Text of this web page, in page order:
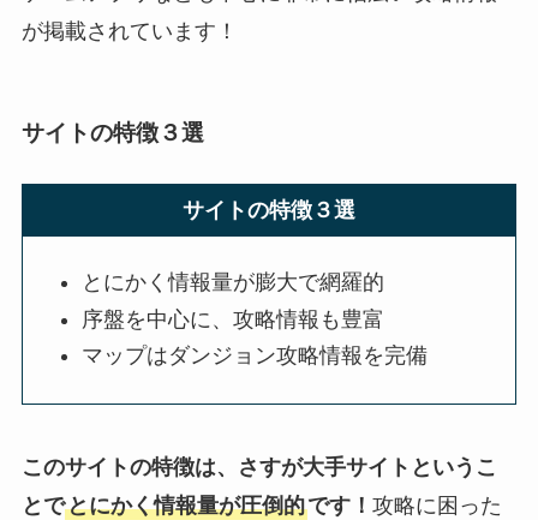
が掲載されています！
サイトの特徴３選
サイトの特徴３選
とにかく情報量が膨大で網羅的
序盤を中心に、攻略情報も豊富
マップはダンジョン攻略情報を完備
このサイトの特徴は、さすが大手サイトというこ
とでとにかく情報量が圧倒的です！ 攻略に困った